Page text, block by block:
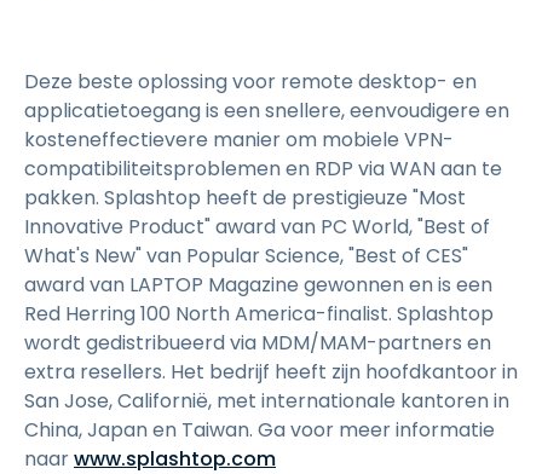
Deze beste oplossing voor remote desktop- en
applicatietoegang is een snellere, eenvoudigere en
kosteneffectievere manier om mobiele VPN-
compatibiliteitsproblemen en RDP via WAN aan te
pakken. Splashtop heeft de prestigieuze "Most
Innovative Product" award van PC World, "Best of
What's New" van Popular Science, "Best of CES"
award van LAPTOP Magazine gewonnen en is een
Red Herring 100 North America-finalist. Splashtop
wordt gedistribueerd via MDM/MAM-partners en
extra resellers. Het bedrijf heeft zijn hoofdkantoor in
San Jose, Californië, met internationale kantoren in
China, Japan en Taiwan. Ga voor meer informatie
naarwww.splashtop.com